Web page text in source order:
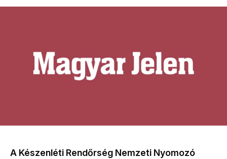
A Készenléti Rendőrség Nemzeti Nyomozó